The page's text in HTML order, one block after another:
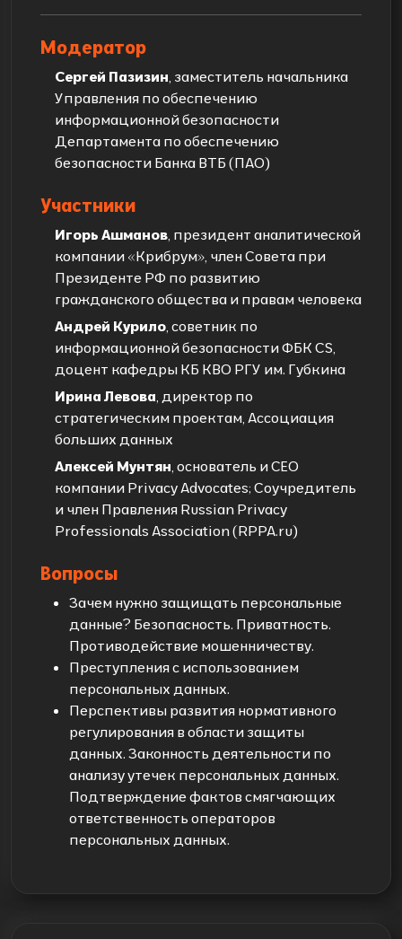
Модератор
Сергей Пазизин, заместитель начальника
Управления по обеспечению
информационной безопасности
Департамента по обеспечению
безопасности Банка ВТБ (ПАО)
Участники
Игорь Ашманов, президент аналитической
компании «Крибрум», член Совета при
Президенте РФ по развитию
гражданского общества и правам человека
Андрей Курило, советник по
информационной безопасности ФБК CS,
доцент кафедры КБ КВО РГУ им. Губкина
Ирина Левова, директор по
стратегическим проектам, Ассоциация
больших данных
Алексей Мунтян, основатель и СЕО
компании Privacy Advocates; Соучредитель
и член Правления Russian Privacy
Professionals Association (RPPA.ru)
Вопросы
Зачем нужно защищать персональные
данные? Безопасность. Приватность.
Противодействие мошенничеству.
Преступления с использованием
персональных данных.
Перспективы развития нормативного
регулирования в области защиты
данных. Законность деятельности по
анализу утечек персональных данных.
Подтверждение фактов смягчающих
ответственность операторов
персональных данных.